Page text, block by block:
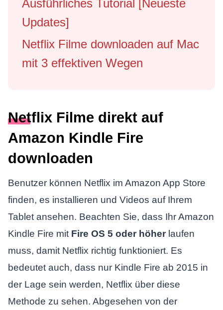
Ausführliches Tutorial [Neueste
Updates]
Netflix Filme downloaden auf Mac
mit 3 effektiven Wegen
Netflix Filme direkt auf
Amazon Kindle Fire
downloaden
Benutzer können Netflix im Amazon App Store
finden, es installieren und Videos auf Ihrem
Tablet ansehen. Beachten Sie, dass Ihr Amazon
Kindle Fire mit Fire OS 5 oder höherlaufen
muss, damit Netflix richtig funktioniert. Es
bedeutet auch, dass nur Kindle Fire ab 2015 in
der Lage sein werden, Netflix über diese
Methode zu sehen. Abgesehen von der